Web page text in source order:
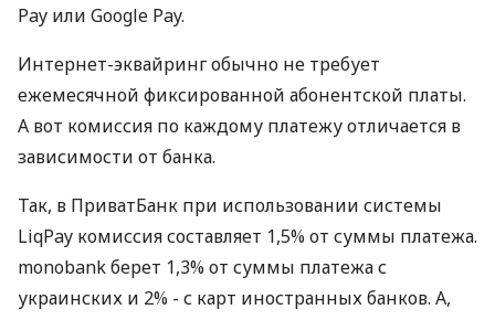
Pay или Google Pay.
Интернет-эквайринг обычно не требует
ежемесячной фиксированной абонентской платы.
А вот комиссия по каждому платежу отличается в
зависимости от банка.
Так, в ПриватБанк при использовании системы
LiqPay комиссия составляет 1,5% от суммы платежа.
monobank берет 1,3% от суммы платежа с
украинских и 2% - с карт иностранных банков. А,